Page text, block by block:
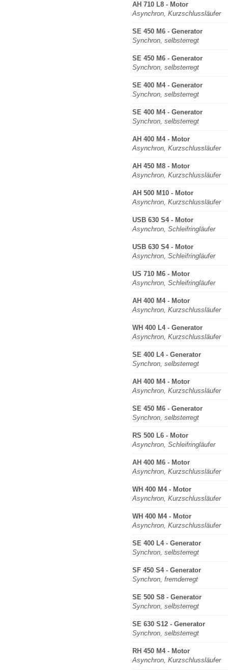
AH 710 L8 - Motor
Asynchron, Kurzschlussläufer
SE 450 M6 - Generator
Synchron, selbsterregt
SE 450 M6 - Generator
Synchron, selbsterregt
SE 400 M4 - Generator
Synchron, selbsterregt
SE 400 M4 - Generator
Synchron, selbsterregt
AH 400 M4 - Motor
Asynchron, Kurzschlussläufer
AH 450 M8 - Motor
Asynchron, Kurzschlussläufer
AH 500 M10 - Motor
Asynchron, Kurzschlussläufer
USB 630 S4 - Motor
Asynchron, Schleifringläufer
USB 630 S4 - Motor
Asynchron, Schleifringläufer
US 710 M6 - Motor
Asynchron, Schleifringläufer
AH 400 M4 - Motor
Asynchron, Kurzschlussläufer
WH 400 L4 - Generator
Asynchron, Kurzschlussläufer
SE 400 L4 - Generator
Synchron, selbsterregt
AH 400 M4 - Motor
Asynchron, Kurzschlussläufer
SE 450 M6 - Generator
Synchron, selbsterregt
RS 500 L6 - Motor
Asynchron, Schleifringläufer
AH 400 M6 - Motor
Asynchron, Kurzschlussläufer
WH 400 M4 - Motor
Asynchron, Kurzschlussläufer
WH 400 M4 - Motor
Asynchron, Kurzschlussläufer
SE 400 L4 - Generator
Synchron, selbsterregt
SF 450 S4 - Generator
Synchron, fremderregt
SE 500 S8 - Generator
Synchron, selbsterregt
SE 630 S12 - Generator
Synchron, selbsterregt
RH 450 M4 - Motor
Asynchron, Kurzschlussläufer